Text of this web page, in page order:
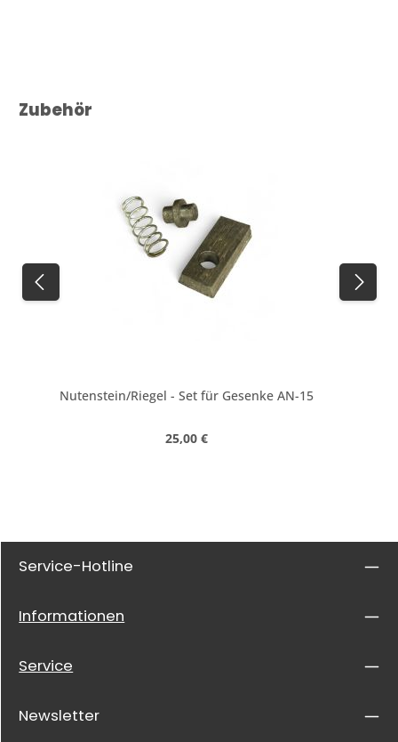
Produktgalerie überspringen
Zubehör
Nutenstein/Riegel - Set für Gesenke AN-15
Regulärer Preis:
25,00 €
Service-Hotline
Informationen
Service
Newsletter